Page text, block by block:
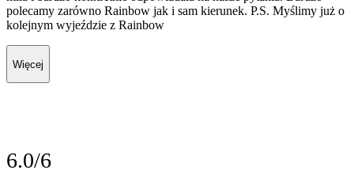
polecamy zarówno Rainbow jak i sam kierunek. P.S. Myślimy już o
kolejnym wyjeździe z Rainbow
Więcej
6.0/6